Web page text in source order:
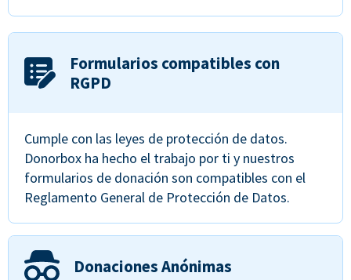
Formularios compatibles con
RGPD
Cumple con las leyes de protección de datos.
Donorbox ha hecho el trabajo por ti y nuestros
formularios de donación son compatibles con el
Reglamento General de Protección de Datos.
Donaciones Anónimas